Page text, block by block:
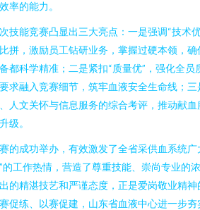
率的能力。
技能竞赛凸显出三大亮点：一是强调“技术
拼，激励员工钻研业务，掌握过硬本领，
都科学精准；二是紧扣“质量优”，强化全
求融入竞赛细节，筑牢血液安全生命线；
人文关怀与信息服务的综合考评，推动献
级。
的成功举办，有效激发了全省采供血系统广
的工作热情，营造了尊重技能、崇尚专业的
的精湛技艺和严谨态度，正是爱岗敬业精
促练、以赛促建，山东省血液中心进一步